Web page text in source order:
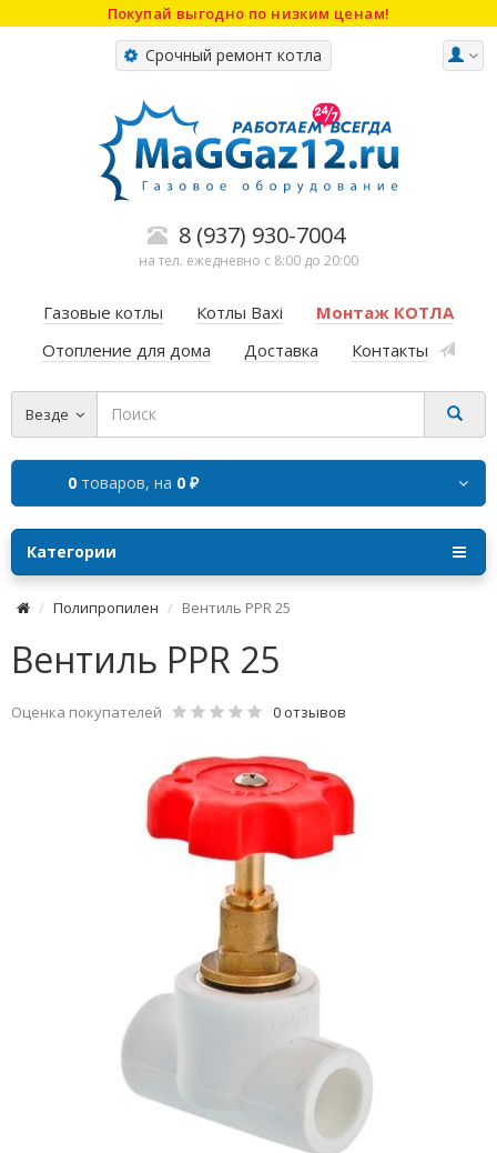
Покупай выгодно по низким ценам!
Срочный ремонт котла
8 (937) 930-7004
на тел. ежедневно с 8:00 до 20:00
Газовые котлы Котлы Baxi
Монтаж КОТЛА
Отопление для дома
Доставка Контакты
Везде
0 товаров, на 0 ₽
Категории
Полипропилен Вентиль PPR 25
Вентиль PPR 25
Оценка покупателей 0 отзывов